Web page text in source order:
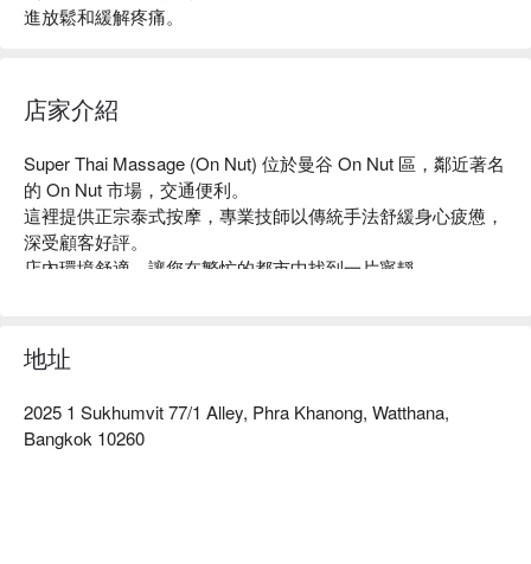
進放鬆和緩解疼痛。
店家介紹
Super Thai Massage (On Nut) 位於曼谷 On Nut 區，鄰近著名
的 On Nut 市場，交通便利。
這裡提供正宗泰式按摩，專業技師以傳統手法舒緩身心疲憊，
深受顧客好評。
店內環境舒適，讓您在繁忙的都市中找到一片寧靜。
用 FunNow 預訂立即享優惠！
地址
2025 1 Sukhumvit 77/1 Alley, Phra Khanong, Watthana,
Bangkok 10260